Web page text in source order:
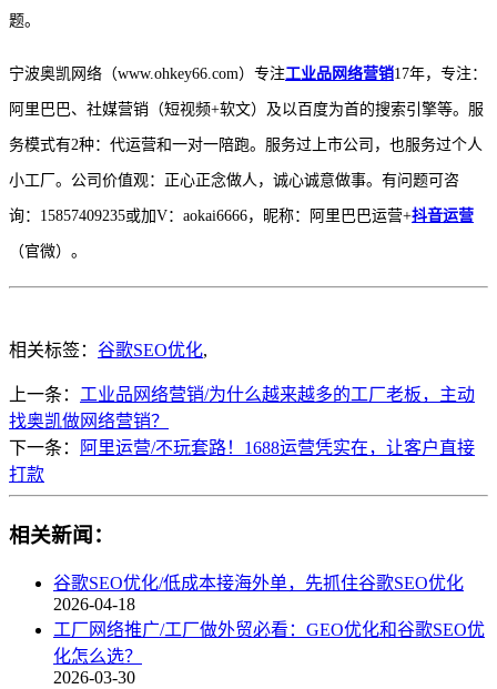
题。
宁波奥凯网络（www.ohkey66.com）专注工业品网络营销17年，专注：
阿里巴巴、社媒营销（短视频+软文）及以百度为首的搜索引擎等。服
务模式有2种：代运营和一对一陪跑。服务过上市公司，也服务过个人
小工厂。公司价值观：正心正念做人，诚心诚意做事。有问题可咨
询：15857409235或加V：aokai6666，昵称：阿里巴巴运营+抖音运营
（官微）。
相关标签： 谷歌SEO优化,
上一条： 工业品网络营销/为什么越来越多的工厂老板，主动
找奥凯做网络营销？
下一条：
阿里运营/不玩套路！1688运营凭实在，让客户直接
打款
相关新闻：
谷歌SEO优化/低成本接海外单，先抓住谷歌SEO优化
2026-04-18
工厂网络推广/工厂做外贸必看：GEO优化和谷歌SEO优
化怎么选？
2026-03-30